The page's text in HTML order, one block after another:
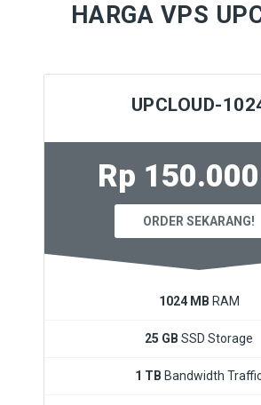
HARGA VPS
UPCLOUD-
Rp 150.000
ORDER SEKARANG!
1024 MB RAM
25 GB SSD Storage
1 TB Bandwidth